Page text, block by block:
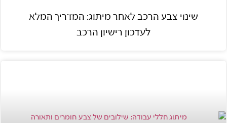
שינוי צבע הרכב לאחר מיתוג: המדריך המלא
לעדכון רישיון הרכב